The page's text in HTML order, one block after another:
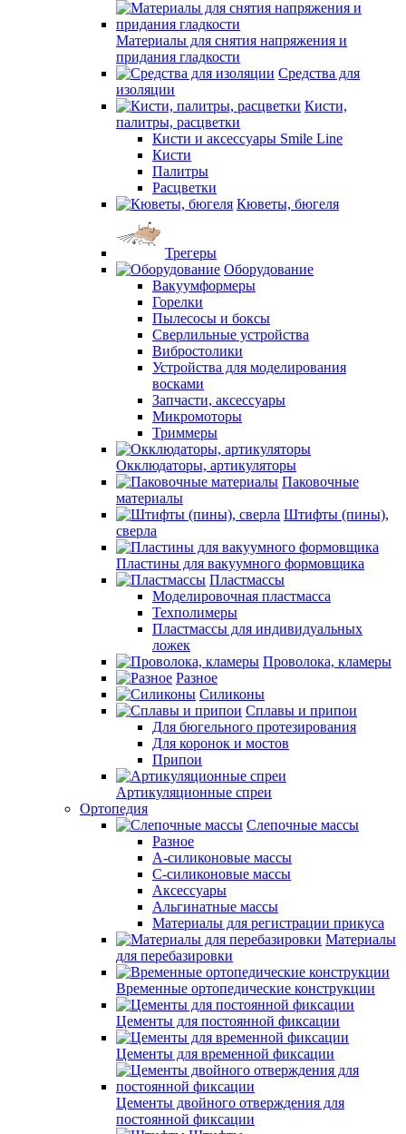
Материалы для снятия напряжения и
придания гладкости
Средства для
изоляции
Кисти,
палитры, расцветки
Кисти и аксессуары Smile Line
Кисти
Палитры
Расцветки
Кюветы, бюгеля
Трегеры
Оборудование
Вакуумформеры
Горелки
Пылесосы и боксы
Сверлильные устройства
Вибростолики
Устройства для моделирования
восками
Запчасти, аксессуары
Микромоторы
Триммеры
Окклюдаторы, артикуляторы
Паковочные
материалы
Штифты (пины),
сверла
Пластины для вакуумного формовщика
Пластмассы
Моделировочная пластмасса
Техполимеры
Пластмассы для индивидуальных
ложек
Проволока, кламеры
Разное
Силиконы
Сплавы и припои
Для бюгельного протезирования
Для коронок и мостов
Припои
Артикуляционные спреи
Ортопедия
Слепочные массы
Разное
А-силиконовые массы
С-силиконовые массы
Аксессуары
Альгинатные массы
Материалы для регистрации прикуса
Материалы
для перебазировки
Временные ортопедические конструкции
Цементы для постоянной фиксации
Цементы для временной фиксации
Цементы двойного отверждения для
постоянной фиксации